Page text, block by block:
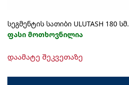
სეგმენტის სათიბი ULUTASH 180 სმ.
ფასი მოთხოვნილია
დაამატე შეკვეთაზე